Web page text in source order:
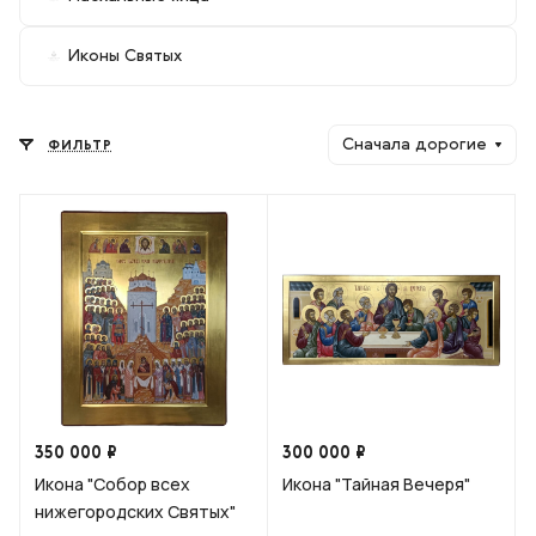
Иконы Святых
ФИЛЬТР Сначала дорогие
350 000 ₽
Икона "Собор всех
нижегородских Святых"
300 000 ₽
Икона "Тайная Вечеря"